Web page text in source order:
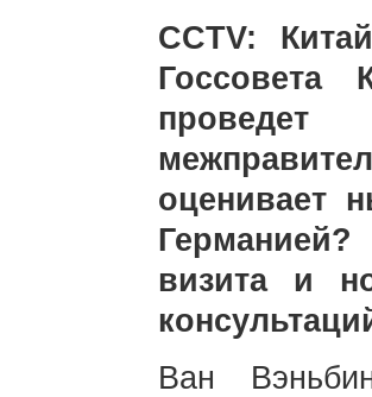
CCTV:
проведет
оценивает
визита и
Ван